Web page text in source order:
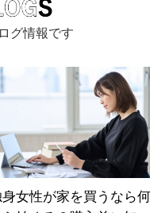
グ情報です